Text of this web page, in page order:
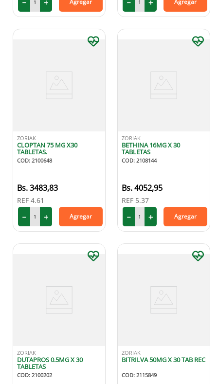
＋
－ Agregar ＋
－ Agregar
ZORIAK
CLOPTAN 75 MG X30
TABLETAS.
COD: 2100648
3483,83
REF 4.61
＋
－ Agregar
ZORIAK
BETHINA 16MG X 30
TABLETAS
COD: 2108144
4052,95
REF 5.37
＋
－ Agregar
ZORIAK
DUTAPROS 0.5MG X 30
TABLETAS
COD: 2100202
ZORIAK
BITRILVA 50MG X 30 TAB REC
COD: 2115849